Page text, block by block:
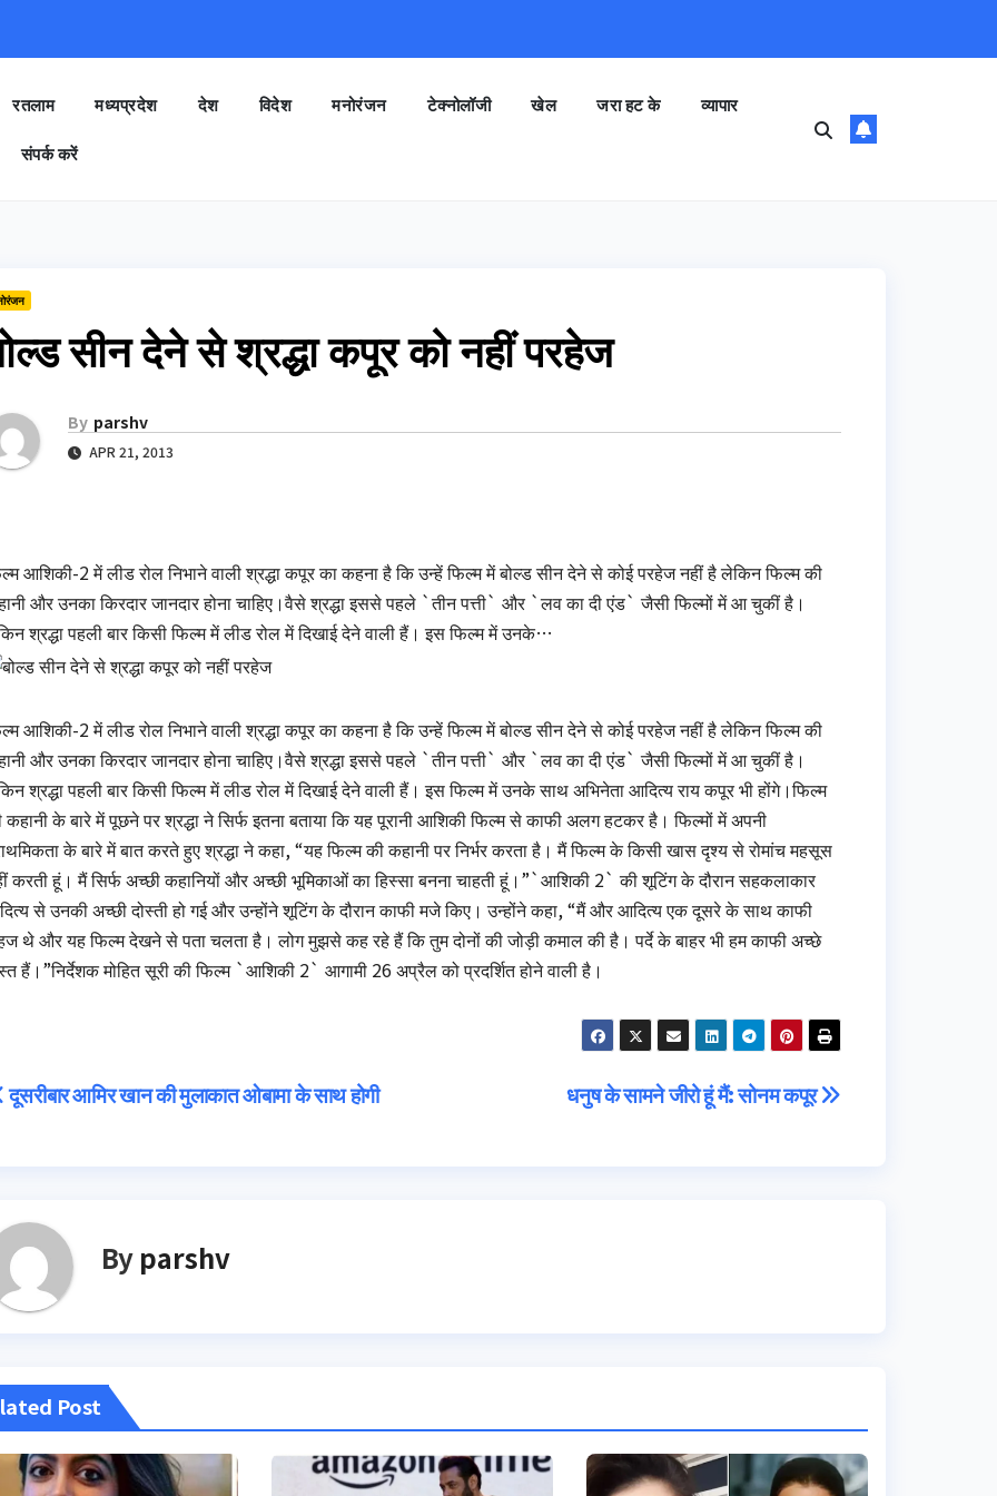
रतलाम मध्यप्रदेश देश विदेश मनोरंजन टेक्नोलॉजी खेल जरा हट के व्यापार
संपर्क करें
सीन देने से श्रद्धा कपूर को नहीं परहेज
By parshv
APR 21, 2013
आशिकी-2 में लीड रोल निभाने वाली श्रद्धा कपूर का कहना है कि उन्‍हें फिल्‍म में बोल्‍ड सीन देने से कोई परहेज नहीं है लेकिन फिल्‍म की
और उनका किरदार जानदार होना चाहिए।वैसे श्रद्धा इससे पहले `तीन पत्ती` और `लव का दी एंड` जैसी फिल्मों में आ चुकीं है।
श्रद्धा पहली बार किसी फिल्‍म में लीड रोल में दिखाई देने वाली हैं। इस फिल्‍म में उनके…
आशिकी-2 में लीड रोल निभाने वाली श्रद्धा कपूर का कहना है कि उन्‍हें फिल्‍म में बोल्‍ड सीन देने से कोई परहेज नहीं है लेकिन फिल्‍म की
और उनका किरदार जानदार होना चाहिए।वैसे श्रद्धा इससे पहले `तीन पत्ती` और `लव का दी एंड` जैसी फिल्मों में आ चुकीं है।
श्रद्धा पहली बार किसी फिल्‍म में लीड रोल में दिखाई देने वाली हैं। इस फिल्‍म में उनके साथ अभिनेता आदित्‍य राय कपूर भी होंगे।फिल्‍म
कहानी के बारे में पूछने पर श्रद्धा ने सिर्फ इतना बताया कि यह पूरानी आशिकी फिल्‍म से काफी अलग हटकर है। फिल्मों में अपनी
के बारे में बात करते हुए श्रद्धा ने कहा, “यह फिल्म की कहानी पर निर्भर करता है। मैं फिल्म के किसी खास दृश्य से रोमांच महसूस
करती हूं। मैं सिर्फ अच्छी कहानियों और अच्छी भूमिकाओं का हिस्सा बनना चाहती हूं।”`आशिकी 2` की शूटिंग के दौरान सहकलाकार
से उनकी अच्छी दोस्ती हो गई और उन्होंने शूटिंग के दौरान काफी मजे किए। उन्होंने कहा, “मैं और आदित्य एक दूसरे के साथ काफी
थे और यह फिल्म देखने से पता चलता है। लोग मुझसे कह रहे हैं कि तुम दोनों की जोड़ी कमाल की है। पर्दे के बाहर भी हम काफी अच्छे
हैं।”निर्देशक मोहित सूरी की फिल्म `आशिकी 2` आगामी 26 अप्रैल को प्रदर्शित होने वाली है।
धनुष के सामने जीरो हूं मैं: सोनम कपूर
दूसरीबार आमिर खान की मुलाकात ओबामा के साथ होगी
By parshv
Post